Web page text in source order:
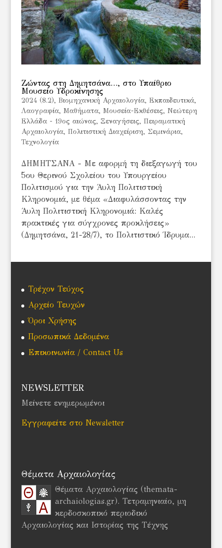
Ζώντας στη Δημητσάνα…, στο Υπαίθριο
Μουσείο Υδροκίνησης
2024 (8.2), Βιομηχανική Αρχαιολογία, Εκπαιδευτικά,
Λαογραφία, Μαθήματα, Μουσεία-Εκθέσεις, Νεώτερη
Ελλάδα - 19ος αιώνας, Ξεναγήσεις, Πειραματική
Αρχαιολογία, Πολιτιστική Διαχείριση, Σεμινάρια,
Τεχνολογία
ΔΗΜΗΤΣΑΝΑ - Με αφορμή τη διεξαγωγή του
5ου Θερινού Σχολείου του Υπουργείου
Πολιτισμού για την Άυλη Πολιτιστική
Κληρονομιά, με θέμα «Διαφυλάσσοντας την
Άυλη Πολιτιστική Κληρονομιά: Καλές
πρακτικές για σύγχρονες προκλήσεις»
(Δημητσάνα, 21-28/7), το Πολιτιστικό Ίδρυμα...
Τρέχον Τεύχος
Αρχείο Τευχών
Όροι Χρήσης
Προσωπικά Δεδομένα
Επικοινωνία / Contact Us
NEWSLETTER
Μείνετε ενημερωμένοι
Εγγραφείτε στο Newsletter
Θέματα Αρχαιολογίας
Θέματα Αρχαιολογίας (themata-
archaiologias.gr). Τετραμηνιαίο, μη
κερδοσκοπικό περιοδικό
Αρχαιολογίας και Ιστορίας της Τέχνης